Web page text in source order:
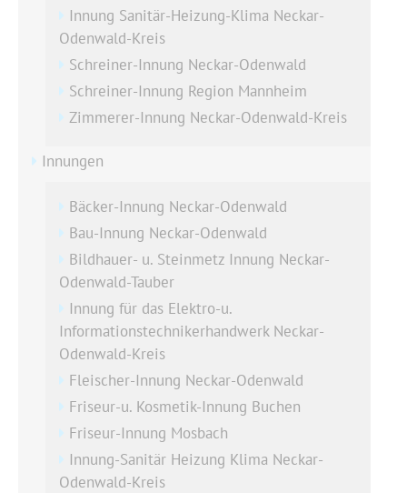
Innung Sanitär-Heizung-Klima Neckar-
Odenwald-Kreis
Schreiner-Innung Neckar-Odenwald
Schreiner-Innung Region Mannheim
Zimmerer-Innung Neckar-Odenwald-Kreis
Innungen
Bäcker-Innung Neckar-Odenwald
Bau-Innung Neckar-Odenwald
Bildhauer- u. Steinmetz Innung Neckar-
Odenwald-Tauber
Innung für das Elektro-u.
Informationstechnikerhandwerk Neckar-
Odenwald-Kreis
Fleischer-Innung Neckar-Odenwald
Friseur-u. Kosmetik-Innung Buchen
Friseur-Innung Mosbach
Innung-Sanitär Heizung Klima Neckar-
Odenwald-Kreis